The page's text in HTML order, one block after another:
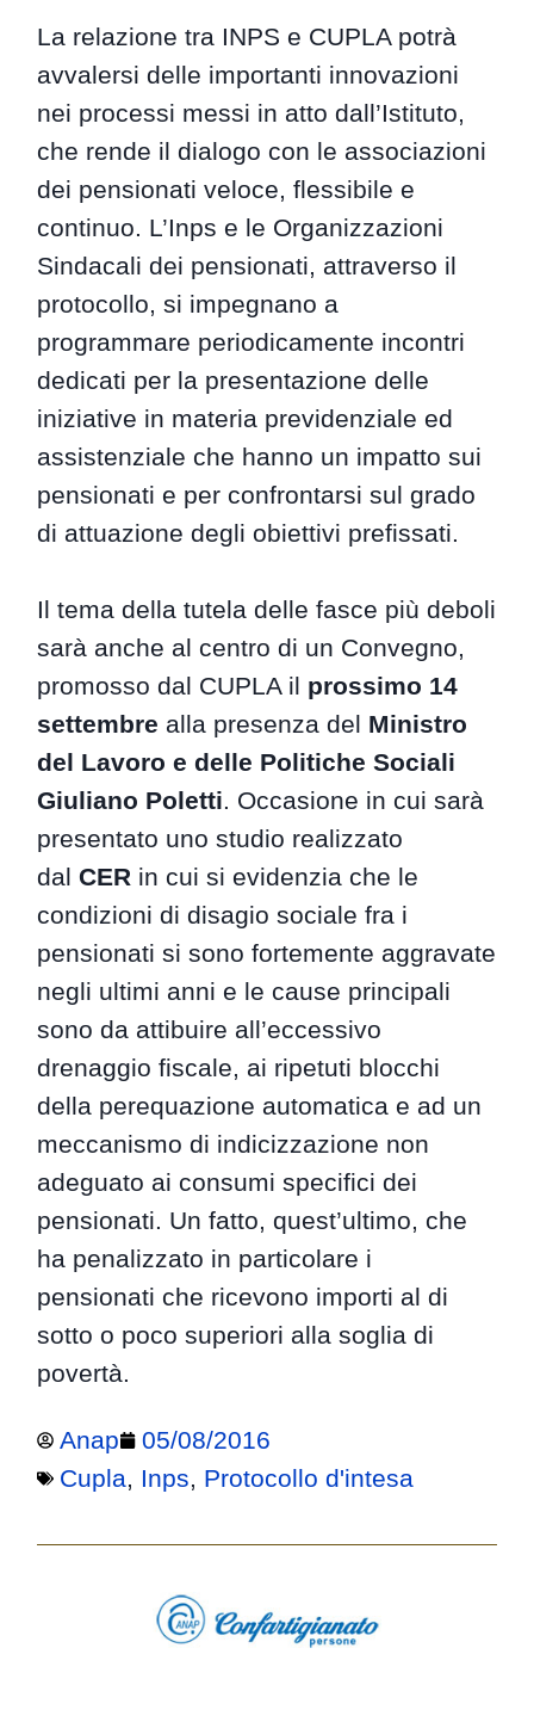
La relazione tra INPS e CUPLA potrà
avvalersi delle importanti innovazioni
nei processi messi in atto dall’Istituto,
che rende il dialogo con le associazioni
dei pensionati veloce, flessibile e
continuo. L’Inps e le Organizzazioni
Sindacali dei pensionati, attraverso il
protocollo, si impegnano a
programmare periodicamente incontri
dedicati per la presentazione delle
iniziative in materia previdenziale ed
assistenziale che hanno un impatto sui
pensionati e per confrontarsi sul grado
di attuazione degli obiettivi prefissati.
Il tema della tutela delle fasce più deboli
sarà anche al centro di un Convegno,
promosso dal CUPLA il prossimo 14
settembre alla presenza del Ministro
del Lavoro e delle Politiche Sociali
Giuliano Poletti . Occasione in cui sarà
presentato uno studio realizzato
dalCER in cui si evidenzia che le
condizioni di disagio sociale fra i
pensionati si sono fortemente aggravate
negli ultimi anni e le cause principali
sono da attibuire all’eccessivo
drenaggio fiscale, ai ripetuti blocchi
della perequazione automatica e ad un
meccanismo di indicizzazione non
adeguato ai consumi specifici dei
pensionati. Un fatto, quest’ultimo, che
ha penalizzato in particolare i
pensionati che ricevono importi al di
sotto o poco superiori alla soglia di
povertà.
Anap
05/08/2016
Cupla
Inps Protocollo d'intesa